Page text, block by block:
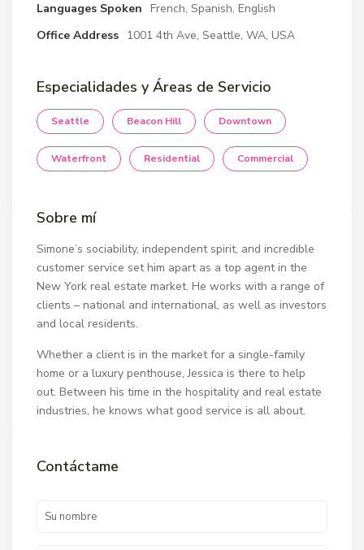
Languages Spoken French, Spanish, English
Office Address 1001 4th Ave, Seattle, WA, USA
Especialidades y Áreas de Servicio
Seattle Beacon Hill Downtown
Waterfront Residential Commercial
Sobre mí
Simone’s sociability, independent spirit, and incredible
customer service set him apart as a top agent in the
New York real estate market. He works with a range of
clients – national and international, as well as investors
and local residents.
Whether a client is in the market for a single-family
home or a luxury penthouse, Jessica is there to help
out. Between his time in the hospitality and real estate
industries, he knows what good service is all about.
Contáctame